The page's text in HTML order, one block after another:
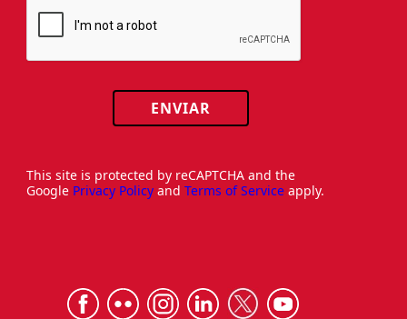
ENVIAR
This site is protected by reCAPTCHA and the
Google Privacy Policy and Terms of Service apply.